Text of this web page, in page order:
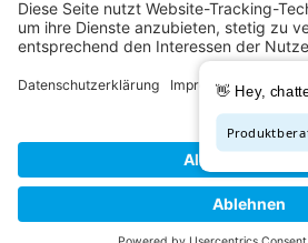
Copyright © 2026 - AC Schnitzer